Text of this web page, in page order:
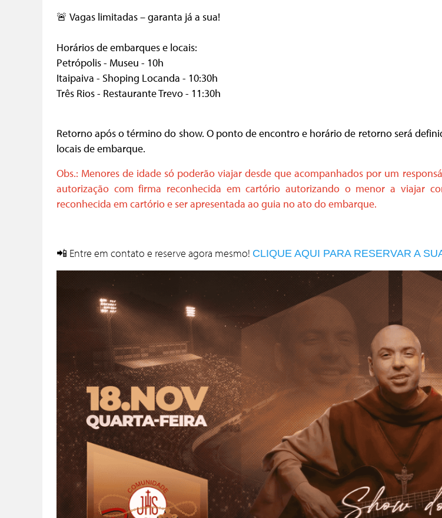
🚨 Vagas limitadas – garanta já a sua!
Horários de embarques e locais:
Petrópolis - Museu - 10h
Itaipaiva - Shoping Locanda - 10:30h
Três Rios - Restaurante Trevo - 11:30h
Retorno após o término do show. O ponto de encontro e horário de retorno será
locais de embarque.
Obs.: Menores de idade só poderão viajar desde que acompanhados por um
autorização com firma reconhecida em cartório autorizando o menor a viajar
reconhecida em cartório e ser apresentada ao guia no ato do embarque.
📲 Entre em contato e reserve agora mesmo! CLIQUE AQUI PARA RESERVAR A